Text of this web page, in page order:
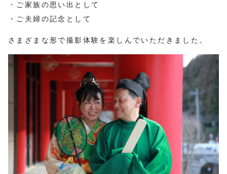
・ご家族の思い出として
・ご夫婦の記念として
さまざまな形で撮影体験を楽しんでいただきました。